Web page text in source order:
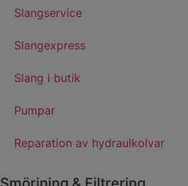
Slangservice
Slangexpress
Slang i butik
Pumpar
Reparation av hydraulkolvar